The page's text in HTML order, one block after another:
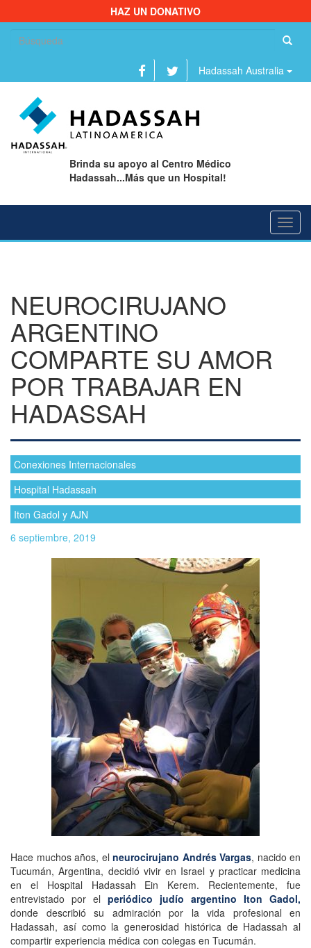
HAZ UN DONATIVO
Hadassah Australia
Brinda su apoyo al Centro Médico
Hadassah...Más que un Hospital!
NEUROCIRUJANO
ARGENTINO
COMPARTE SU AMOR
POR TRABAJAR EN
HADASSAH
Conexiones Internacionales
Hospital Hadassah
Iton Gadol y AJN
6 septiembre, 2019
Hace muchos años, el neurocirujano Andrés Vargas, nacido en
Tucumán, Argentina, decidió vivir en Israel y practicar medicina
en el Hospital Hadassah Ein Kerem. Recientemente, fue
entrevistado por el periódico judío argentino Iton Gadol,
donde describió su admiración por la vida profesional en
Hadassah, así como la generosidad histórica de Hadassah al
compartir experiencia médica con colegas en Tucumán.